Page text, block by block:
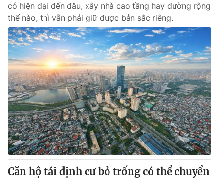
có hiện đại đến đâu, xây nhà cao tầng hay đường rộng
thế nào, thì vẫn phải giữ được bản sắc riêng.
Căn hộ tái định cư bỏ trống có thể chuyển